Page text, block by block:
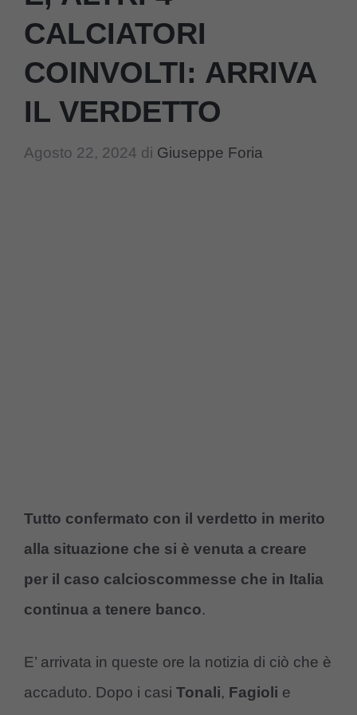
CALCIATORI
COINVOLTI: ARRIVA
IL VERDETTO
Agosto 22, 2024 di Giuseppe Foria
Tutto confermato con il verdetto in merito
alla situazione che si è venuta a creare
per il caso calcioscommesse che in Italia
continua a tenere banco.
E’ arrivata in queste ore la notizia di ciò che è
accaduto. Dopo i casi Tonali, Fagioli e